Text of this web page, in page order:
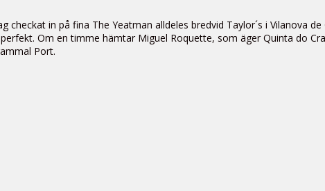
in på fina The Yeatman alldeles bredvid Taylor´s i Vilanova
Om en timme hämtar Miguel Roquette, som äger Quinta do
Port.